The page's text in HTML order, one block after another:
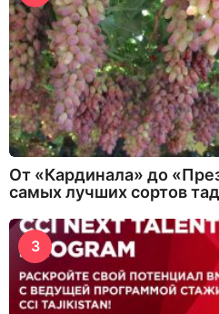
От «Кардинала» до
самых лучших сортов
3